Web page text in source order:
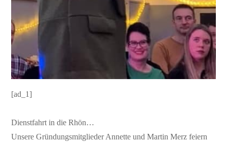
[ad_1]
Dienstfahrt in die Rhön…
Unsere Gründungsmitglieder Annette und Martin Merz feiern